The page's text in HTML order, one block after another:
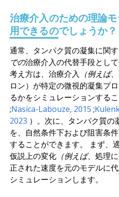
治療介入のための理論
用できるのでしょうか？
通常、タンパク質の凝集に関
での治療介入の代替手段とし
考え方は、治療介入 （例えば、
ロン）が特定の微視的凝集プ
るかをシミュレーションする
;Nasica-Labouze, 2015 ;
2023 ）。次に、タンパク質の
を、自然条件下および阻害条
することができます。 まず、
仮説上の変化 （例えば、 処理
正された速度を元のモデルに
シミュレーションします。